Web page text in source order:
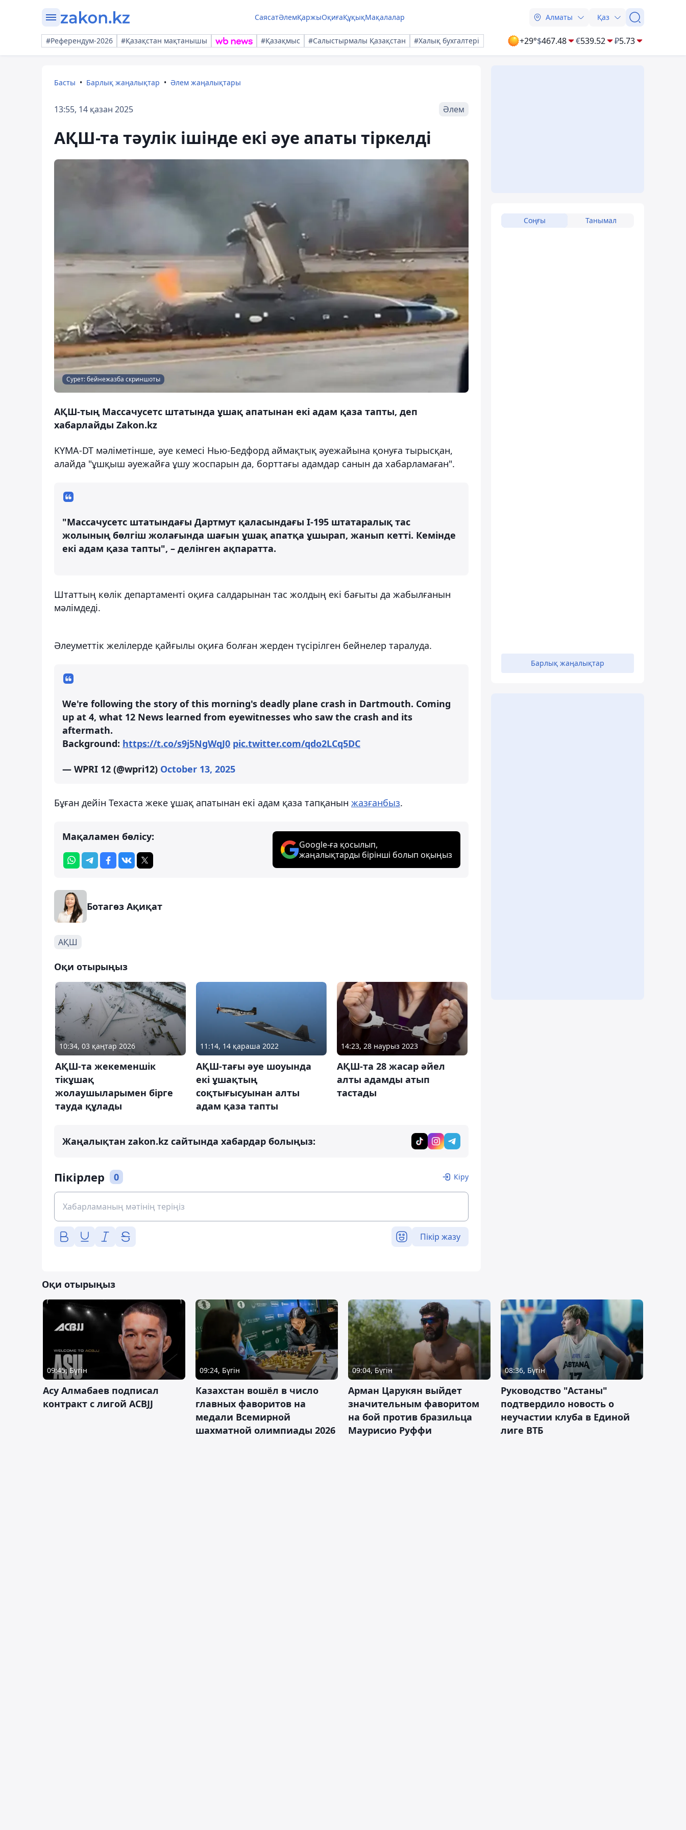
СаясатӘлемҚаржыОқиғаҚұқықМақалалар Алматы Қаз
#Референдум-2026 #Қазақстан мақтанышы #Қазақмыс #Салыстырмалы Қазақстан #Халық бухгалтері +29°$467.48 €539.52 ₽5.73
Басты Барлық жаңалықтар Әлем жаңалықтары
13:55, 14 қазан 2025 Әлем
АҚШ-та тәулік ішінде екі әуе апаты тіркелді
Сурет: бейнежазба скриншоты
АҚШ-тың Массачусетс штатында ұшақ апатынан екі адам қаза тапты, деп
хабарлайды Zakon.kz
KYMA-DT мәліметінше, әуе кемесі Нью-Бедфорд аймақтық әуежайына қонуға тырысқан,
алайда "ұшқыш әуежайға ұшу жоспарын да, борттағы адамдар санын да хабарламаған".
"Массачусетс штатындағы Дартмут қаласындағы I-195 штатаралық тас
жолының бөлгіш жолағында шағын ұшақ апатқа ұшырап, жанып кетті. Кемінде
екі адам қаза тапты", – делінген ақпаратта.
Штаттың көлік департаменті оқиға салдарынан тас жолдың екі бағыты да жабылғанын
мәлімдеді.
Әлеуметтік желілерде қайғылы оқиға болған жерден түсірілген бейнелер таралуда.
We're following the story of this morning's deadly plane crash in Dartmouth. Coming
up at 4, what 12 News learned from eyewitnesses who saw the crash and its
aftermath.
Background: https://t.co/s9j5NgWqJ0 pic.twitter.com/qdo2LCq5DC
— WPRI 12 (@wpri12) October 13, 2025
Бұған дейін Техаста жеке ұшақ апатынан екі адам қаза тапқанын жазғанбыз.
Мақаламен бөлісу:
Google-ға қосылып,
жаңалықтарды бірінші болып оқыңыз
Ботагөз Ақиқат
АҚШ
Оқи отырыңыз
10:34, 03 қаңтар 2026
АҚШ-та жекеменшік
тікұшақ
жолаушыларымен бірге
тауда құлады
11:14, 14 қараша 2022
АҚШ-тағы әуе шоуында
екі ұшақтың
соқтығысуынан алты
адам қаза тапты
14:23, 28 наурыз 2023
АҚШ-та 28 жасар әйел
алты адамды атып
тастады
Жаңалықтан zakon.kz сайтында хабардар болыңыз:
Пікірлер 0 Кіру
Пікір жазу
Соңғы Танымал
Барлық жаңалықтар
Оқи отырыңыз
09:45, Бүгін
Асу Алмабаев подписал
контракт с лигой ACBJJ
09:24, Бүгін
Казахстан вошёл в число
главных фаворитов на
медали Всемирной
шахматной олимпиады 2026
09:04, Бүгін
Арман Царукян выйдет
значительным фаворитом
на бой против бразильца
Маурисио Руффи
08:36, Бүгін
Руководство "Астаны"
подтвердило новость о
неучастии клуба в Единой
лиге ВТБ